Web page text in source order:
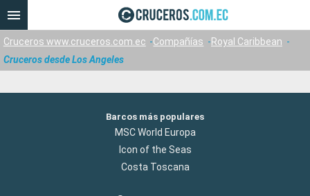
Cruceros www.cruceros.com.ec Compañías
Royal Caribbean
Cruceros desde Los Angeles
Barcos más populares
MSC World Europa
Icon of the Seas
Costa Toscana